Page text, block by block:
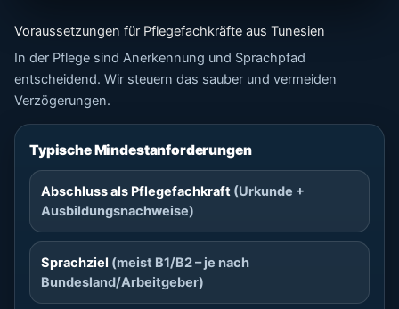
Voraussetzungen für Pflegefachkräfte aus Tunesien
In der Pflege sind Anerkennung und Sprachpfad
entscheidend. Wir steuern das sauber und vermeiden
Verzögerungen.
Typische Mindestanforderungen
Abschluss als Pflegefachkraft (Urkunde +
Ausbildungsnachweise)
Sprachziel (meist B1/B2 – je nach
Bundesland/Arbeitgeber)